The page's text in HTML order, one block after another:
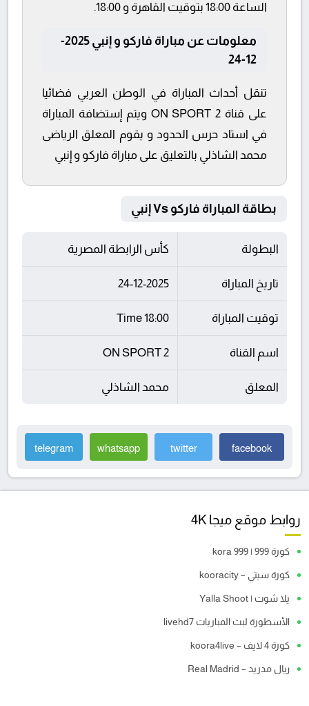
الساعة 18:00 بتوقيت القاهرة و 18:00.
معلومات عن مباراة فاركو و إنبي 2025-
12-24
تنقل أحداث المباراة في الوطن العربي فضائيا
على قناة ON SPORT 2 ويتم إستضافة المباراة
في استاد حرس الحدود و يقوم المعلق الرياضى
محمد الشاذلي بالتعليق على مباراة فاركو و إنبي
بطاقة المباراة فاركو Vs إنبي
البطولة كأس الرابطة المصرية
تاريخ المباراة 24-12-2025
توقيت المباراة 18:00 Time
اسم القناة ON SPORT 2
المعلق محمد الشاذلي
facebook
twitter
whatsapp
telegram
روابط موقع ميجا 4K
كورة 999 | kora 999
كورة سيتي – kooracity
يلا شوت | Yalla Shoot
الأسطورة لبث المباريات livehd7
كورة 4 لايف – koora4live
ريال مدريد – Real Madrid